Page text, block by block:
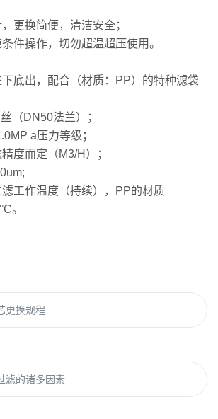
更换简便，清洁安全；
件操作，切勿超温超压使用。
底出，配合（材质：PP）的特种滤袋
（DN50法兰）；
a压力等级；
度而定（M3/H）；
工作温度（持续），PP的材质
。
更换规程
滤的诸多因素